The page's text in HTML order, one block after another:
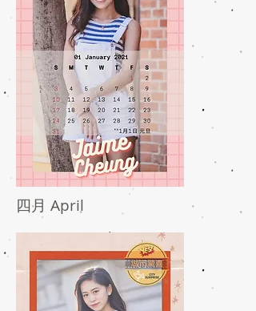
四月 April